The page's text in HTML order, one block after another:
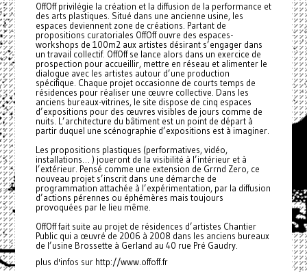
OffOff privilégie la création et la diffusion de la performance et
des arts plastiques. Situé dans une ancienne usine, les
espaces deviennent zone de créations. Partant de
propositions curatoriales OffOff ouvre des espaces-
workshops de 100m2 aux artistes désirant s’engager dans
un travail collectif. OffOff se lance alors dans un exercice de
prospection pour accueillir, mettre en réseau et alimenter le
dialogue avec les artistes autour d’une production
spécifique. Chaque projet occasionne de courts temps de
résidences pour réaliser une œuvre collective. Dans les
anciens bureaux-vitrines, le site dispose de cinq espaces
d’expositions pour des œuvres visibles de jours comme de
nuits. L’architecture du bâtiment est un point de départ à
partir duquel une scénographie d’expositions est à imaginer.
Les propositions plastiques (performatives, vidéo,
installations… ) joueront de la visibilité à l’intérieur et à
l’extérieur. Pensé comme une extension de Grrnd Zero, ce
nouveau projet s’inscrit dans une démarche de
programmation attachée à l’expérimentation, par la diffusion
d’actions pérennes ou éphémères mais toujours
provoquées par le lieu même.
OffOff fait suite au projet de résidences d’artistes Chantier
Public qui a œuvré de 2006 à 2008 dans les anciens bureaux
de l’usine Brossette à Gerland au 40 rue Pré Gaudry.
plus d'infos sur http://www.offoff.fr